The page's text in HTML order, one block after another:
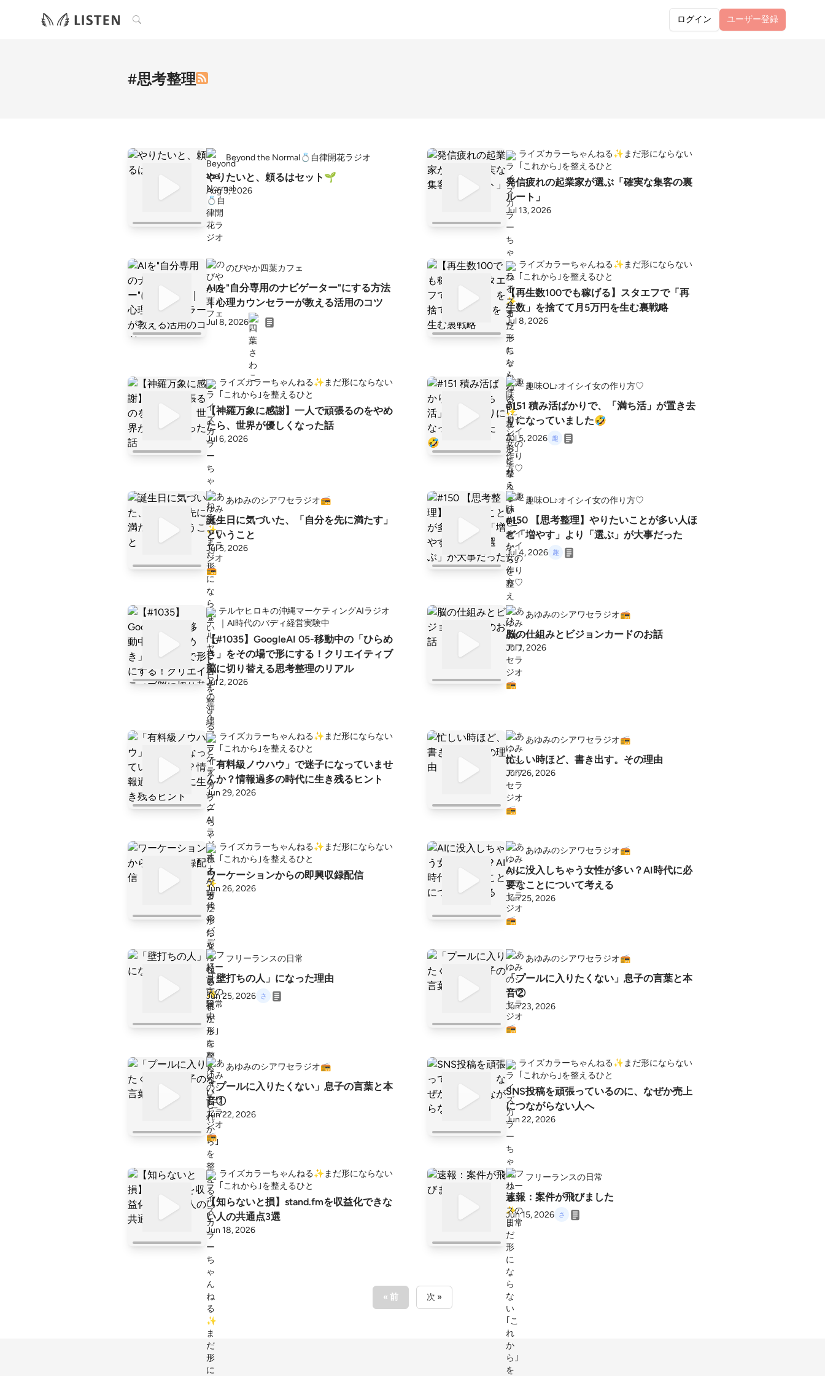
検索 ログイン ユーザー登録
#思考整理
Beyond the Normal💍自律開花ラジオ
やりたいと、頼るはセット🌱
Aug 3, 2026
ライズカラーちゃんねる✨️まだ形にならない
｢これから｣を整えるひと
発信疲れの起業家が選ぶ「確実な集客の裏
ルート」
Jul 13, 2026
のびやか四葉カフェ
AIを"自分専用のナビゲーター"にする方法
｜心理カウンセラーが教える活用のコツ
Jul 8, 2026
ライズカラーちゃんねる✨️まだ形にならない
｢これから｣を整えるひと
【再生数100でも稼げる】スタエフで「再
生数」を捨てて月5万円を生む裏戦略
Jul 8, 2026
ライズカラーちゃんねる✨️まだ形にならない
｢これから｣を整えるひと
【神羅万象に感謝】一人で頑張るのをやめ
たら、世界が優しくなった話
Jul 6, 2026
趣味OL♪オイシイ女の作り方♡
#151 積み活ばかりで、「満ち活」が置き去
りになっていました🤣
Jul 5, 2026
あゆみのシアワセラジオ📻
誕生日に気づいた、「自分を先に満たす」
ということ
Jul 5, 2026
趣味OL♪オイシイ女の作り方♡
#150 【思考整理】やりたいことが多い人ほ
ど「増やす」より「選ぶ」が大事だった
Jul 4, 2026
テルヤヒロキの沖縄マーケティングAIラジオ
｜AI時代のバディ経営実験中
【#1035】GoogleAI 05-移動中の「ひらめ
き」をその場で形にする！クリエイティブ
脳に切り替える思考整理のリアル
Jul 2, 2026
あゆみのシアワセラジオ📻
脳の仕組みとビジョンカードのお話
Jul 1, 2026
ライズカラーちゃんねる✨️まだ形にならない
｢これから｣を整えるひと
「有料級ノウハウ」で迷子になっていませ
んか？情報過多の時代に生き残るヒント
Jun 29, 2026
あゆみのシアワセラジオ📻
忙しい時ほど、書き出す。その理由
Jun 26, 2026
ライズカラーちゃんねる✨️まだ形にならない
｢これから｣を整えるひと
ワーケーションからの即興収録配信
Jun 26, 2026
あゆみのシアワセラジオ📻
AIに没入しちゃう女性が多い？AI時代に必
要なことについて考える
Jun 25, 2026
フリーランスの日常
「壁打ちの人」になった理由
Jun 25, 2026
あゆみのシアワセラジオ📻
「プールに入りたくない」息子の言葉と本
音②
Jun 23, 2026
あゆみのシアワセラジオ📻
「プールに入りたくない」息子の言葉と本
音①
Jun 22, 2026
ライズカラーちゃんねる✨️まだ形にならない
｢これから｣を整えるひと
SNS投稿を頑張っているのに、なぜか売上
につながらない人へ
Jun 22, 2026
ライズカラーちゃんねる✨️まだ形にならない
｢これから｣を整えるひと
【知らないと損】stand.fmを収益化できな
い人の共通点3選
Jun 18, 2026
フリーランスの日常
速報：案件が飛びました
Jun 15, 2026
« 前 次 »